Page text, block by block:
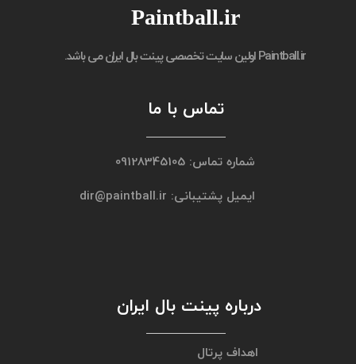
Paintball.irاولین سایت تخصصی پینت بال ایران می باشد.
Paintball.ir
شماره تماس: 09128345105
ایمیل پشتیبانی: dir@paintball.ir
تماس با ما
اهداف پرتال
درباره پینت بال ایران